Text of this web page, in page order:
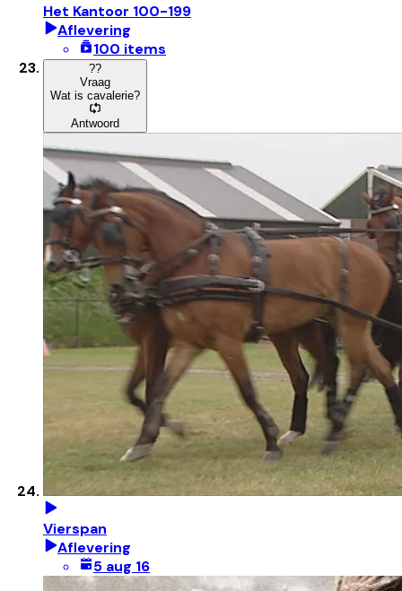
Het Kantoor 100-199
Aflevering
100 items
??
Vraag
Wat is cavalerie?
Antwoord
Vierspan
Aflevering
5 aug 16